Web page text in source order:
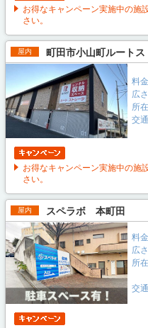
お得なキャンペーン実施中の施
さい。
屋内 町田市小山町ルートス
料
広さ
所
交通
お得なキャンペーン実施中の施
さい。
屋内 スペラボ 本町田
料
広さ
所
交通